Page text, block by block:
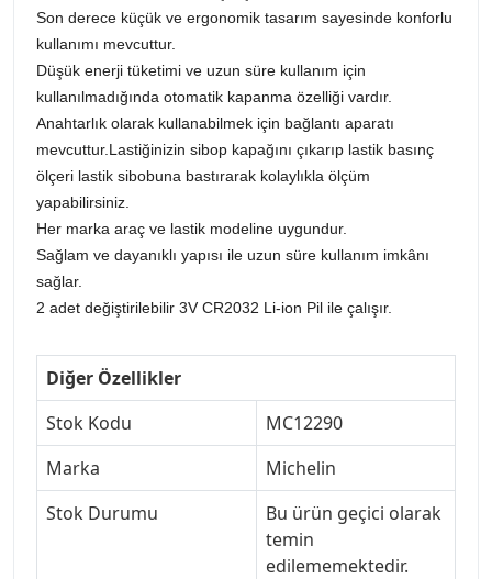
Son derece küçük ve ergonomik tasarım sayesinde konforlu
kullanımı mevcuttur.
Düşük enerji tüketimi ve uzun süre kullanım için
kullanılmadığında otomatik kapanma özelliği vardır.
Anahtarlık olarak kullanabilmek için bağlantı aparatı
mevcuttur.Lastiğinizin sibop kapağını çıkarıp lastik basınç
ölçeri lastik sibobuna bastırarak kolaylıkla ölçüm
yapabilirsiniz.
Her marka araç ve lastik modeline uygundur.
Sağlam ve dayanıklı yapısı ile uzun süre kullanım imkânı
sağlar.
2 adet değiştirilebilir 3V CR2032 Li-ion Pil ile çalışır.
Diğer Özellikler
Stok Kodu
MC12290
Marka
Michelin
Stok Durumu
Bu ürün geçici olarak
temin
edilememektedir.